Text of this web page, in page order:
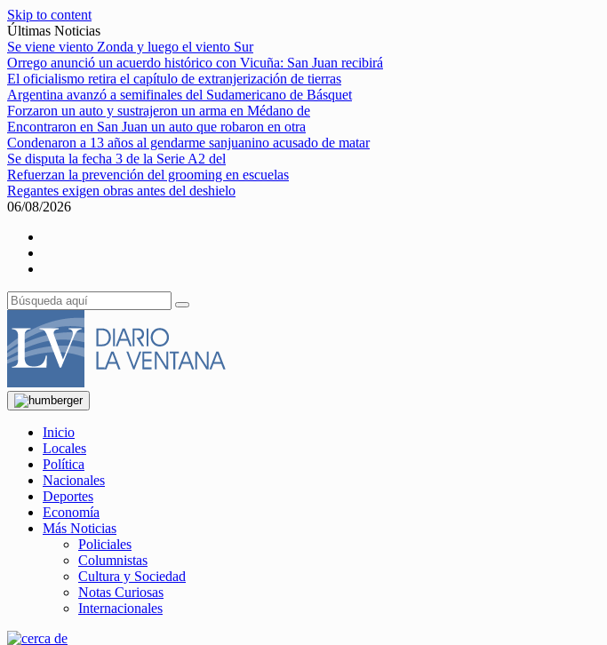
Skip to content
Últimas Noticias
Se viene viento Zonda y luego el viento Sur
Orrego anunció un acuerdo histórico con Vicuña: San Juan recibirá
El oficialismo retira el capítulo de extranjerización de tierras
Argentina avanzó a semifinales del Sudamericano de Básquet
Forzaron un auto y sustrajeron un arma en Médano de
Encontraron en San Juan un auto que robaron en otra
Condenaron a 13 años al gendarme sanjuanino acusado de matar
Se disputa la fecha 3 de la Serie A2 del
Refuerzan la prevención del grooming en escuelas
Regantes exigen obras antes del deshielo
06/08/2026
Inicio
Locales
Política
Nacionales
Deportes
Economía
Más Noticias
Policiales
Columnistas
Cultura y Sociedad
Notas Curiosas
Internacionales